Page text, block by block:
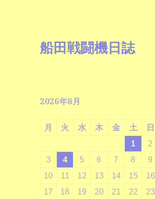
船田戦闘機日誌
2026年8月
月 火 水 木 金 土
日
1
2
3
4 5 6 7 8
9
10
11 12 13 14 15
16
17
18 19 20 21 22
23